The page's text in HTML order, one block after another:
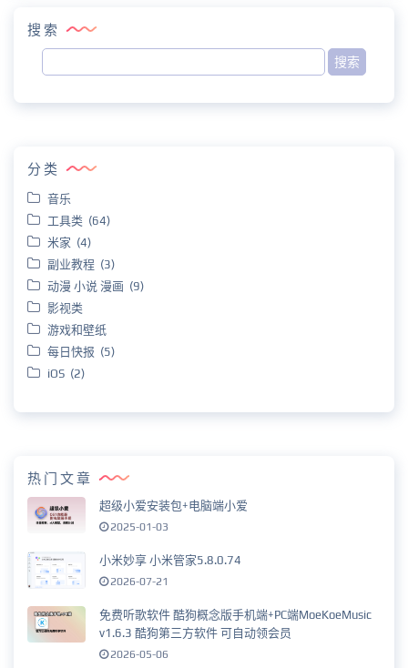
搜索
分类
音乐
工具类 (64)
米家 (4)
副业教程 (3)
动漫 小说 漫画 (9)
影视类
游戏和壁纸
每日快报 (5)
iOS (2)
热门文章
超级小爱安装包+电脑端小爱
2025-01-03
小米妙享 小米管家5.8.0.74
2026-07-21
免费听歌软件 酷狗概念版手机端+PC端MoeKoeMusic
v1.6.3 酷狗第三方软件 可自动领会员
2026-05-06